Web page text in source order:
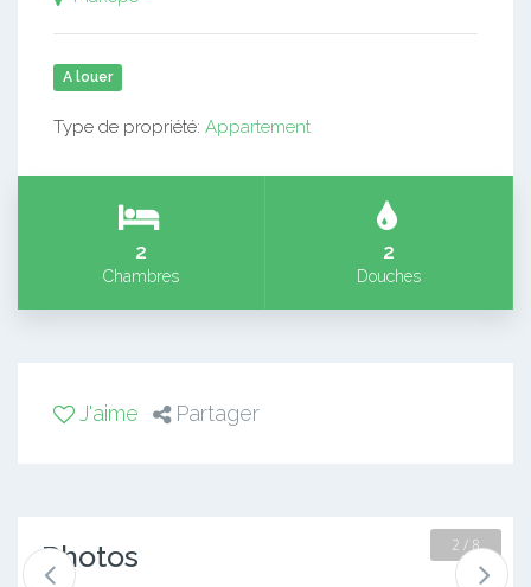
A louer
Type de propriété: Appartement
2
Chambres
2
Douches
J'aime Partager
Photos 2 / 8